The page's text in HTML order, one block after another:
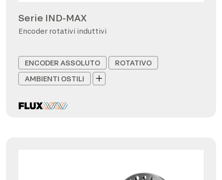
Serie IND-MAX
Encoder rotativi induttivi
ENCODER ASSOLUTO
ROTATIVO
AMBIENTI OSTILI